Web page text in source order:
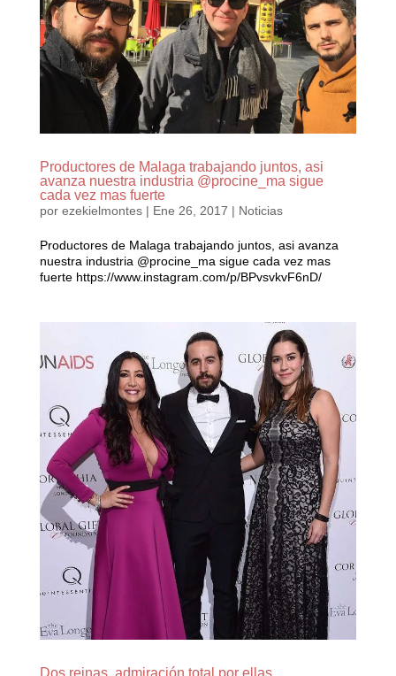
Productores de Malaga trabajando juntos, asi
avanza nuestra industria @procine_ma sigue
cada vez mas fuerte
por ezekielmontes| Ene 26, 2017 | Noticias
Productores de Malaga trabajando juntos, asi avanza
nuestra industria @procine_ma sigue cada vez mas
fuerte https://www.instagram.com/p/BPvsvkvF6nD/
Dos reinas, admiración total por ellas